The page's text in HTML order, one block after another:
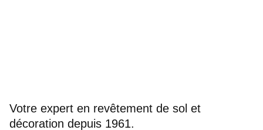
Votre expert en revêtement de sol et
décoration depuis 1961.